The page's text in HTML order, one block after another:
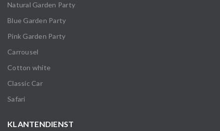
Natural Garden Party
Blue Garden Party
Pink Garden Party
Carrousel
Cotton white
Classic Car
Safari
KLANTENDIENST